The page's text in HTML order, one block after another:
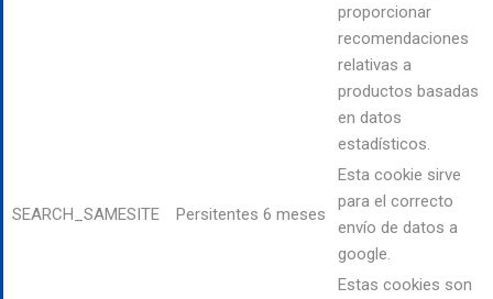
proporcionar
recomendaciones
relativas a
productos basadas
en datos
estadísticos.
SEARCH_SAMESITE Persitentes 6 meses
Esta cookie sirve
para el correcto
envío de datos a
google.
Estas cookies son